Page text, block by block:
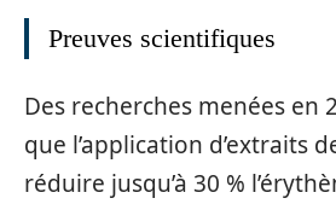
Preuves scientifiques
Des recherches menées en
que l’application d’extraits
réduire jusqu’à 30 %